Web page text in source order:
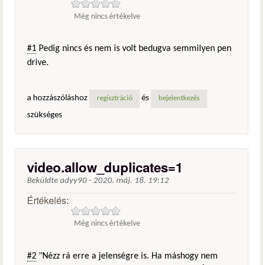
Még nincs értékelve
#1 Pedig nincs és nem is volt bedugva semmilyen pen
drive.
a hozzászóláshoz regisztráció és bejelentkezés
szükséges
video.allow_duplicates=1
Beküldte adyy90 - 2020. máj. 18. 19:12
Értékelés:
Még nincs értékelve
#2 "Nézz rá erre a jelenségre is. Ha máshogy nem